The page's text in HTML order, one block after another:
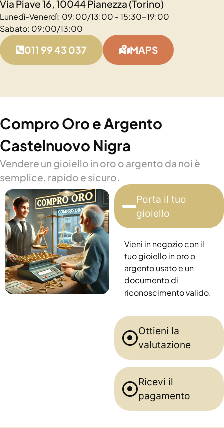
Via Piave 16, 10044 Pianezza (Torino)
Lunedì-Venerdì: 09:00/13:00 - 15:30-19:00
Sabato: 09:00/13:00
011 99 43 037 MAPS
Compro Oro e Argento
Castelnuovo Nigra
Vendere un gioiello in oro o argento da noi è
semplice, rapido e sicuro.
Porta il tuo
gioiello
Vieni in negozio con il
tuo gioiello in oro o
argento usato e un
documento di
riconoscimento valido.
Ottieni la
valutazione
Ricevi il
pagamento